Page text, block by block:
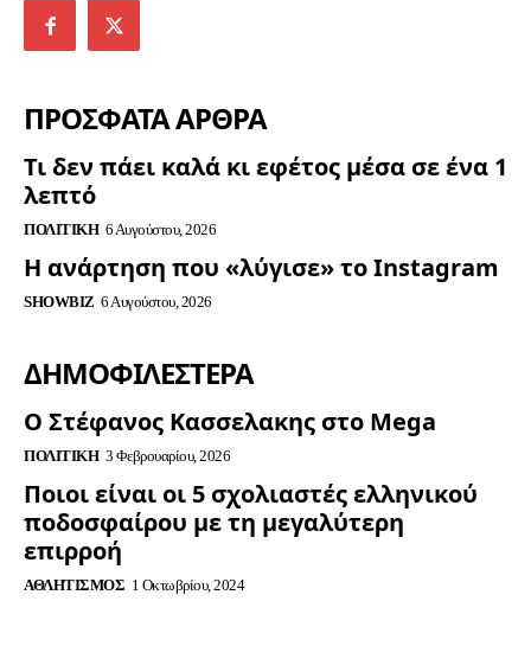
ΠΡΟΣΦΑΤΑ ΑΡΘΡΑ
Τι δεν πάει καλά κι εφέτος μέσα σε ένα 1
λεπτό
ΠΟΛΙΤΙΚΉ 6 Αυγούστου, 2026
Η ανάρτηση που «λύγισε» το Instagram
SHOWBIZ 6 Αυγούστου, 2026
ΔΗΜΟΦΙΛΈΣΤΕΡΑ
Ο Στέφανος Κασσελακης στο Mega
ΠΟΛΙΤΙΚΉ 3 Φεβρουαρίου, 2026
Ποιοι είναι οι 5 σχολιαστές ελληνικού
ποδοσφαίρου με τη μεγαλύτερη
επιρροή
ΑΘΛΗΤΙΣΜΌΣ 1 Οκτωβρίου, 2024